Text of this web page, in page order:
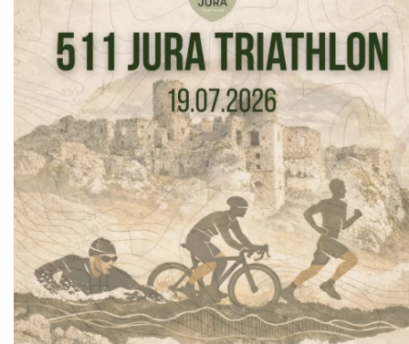
Podzamcze
2026-08-14
0.44 km
Podzamcze
2026-08-21
0.44 km